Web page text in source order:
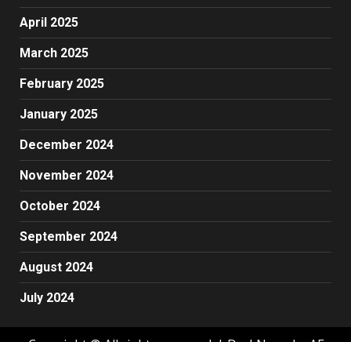
April 2025
March 2025
February 2025
January 2025
December 2024
November 2024
October 2024
September 2024
August 2024
July 2024